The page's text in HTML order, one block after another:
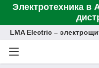
Электротехника в
LMA Electric –